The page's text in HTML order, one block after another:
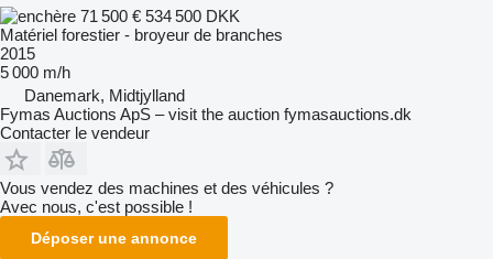
71 500 € 534 500 DKK
Matériel forestier - broyeur de branches
2015
5 000 m/h
Danemark, Midtjylland
Fymas Auctions ApS – visit the auction fymasauctions.dk
Contacter le vendeur
Vous vendez des machines et des véhicules ?
Avec nous, c'est possible !
Déposer une annonce